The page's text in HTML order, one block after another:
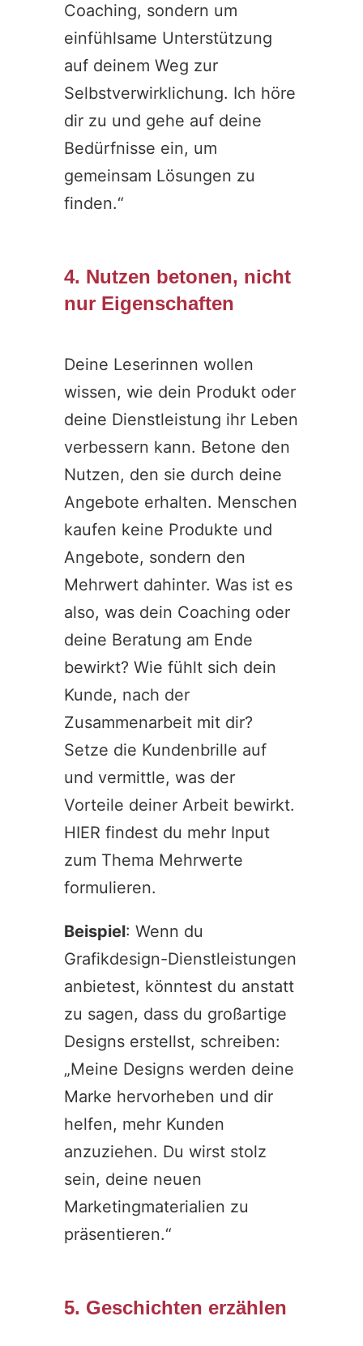
Coaching, sondern um
einfühlsame Unterstützung
auf deinem Weg zur
Selbstverwirklichung. Ich höre
dir zu und gehe auf deine
Bedürfnisse ein, um
gemeinsam Lösungen zu
finden.“
4. Nutzen betonen, nicht
nur Eigenschaften
Deine Leserinnen wollen
wissen, wie dein Produkt oder
deine Dienstleistung ihr Leben
verbessern kann. Betone den
Nutzen, den sie durch deine
Angebote erhalten. Menschen
kaufen keine Produkte und
Angebote, sondern den
Mehrwert dahinter. Was ist es
also, was dein Coaching oder
deine Beratung am Ende
bewirkt? Wie fühlt sich dein
Kunde, nach der
Zusammenarbeit mit dir?
Setze die Kundenbrille auf
und vermittle, was der
Vorteile deiner Arbeit bewirkt.
HIER findest du mehr Input
zum Thema Mehrwerte
formulieren.
Beispiel: Wenn du
Grafikdesign-Dienstleistungen
anbietest, könntest du anstatt
zu sagen, dass du großartige
Designs erstellst, schreiben:
„Meine Designs werden deine
Marke hervorheben und dir
helfen, mehr Kunden
anzuziehen. Du wirst stolz
sein, deine neuen
Marketingmaterialien zu
präsentieren.“
5. Geschichten erzählen